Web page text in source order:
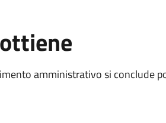
amministrativo si conclude